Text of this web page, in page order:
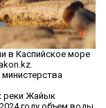
в Каспийское море
реки Жайык